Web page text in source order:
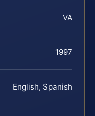
VA
1997
English, Spanish